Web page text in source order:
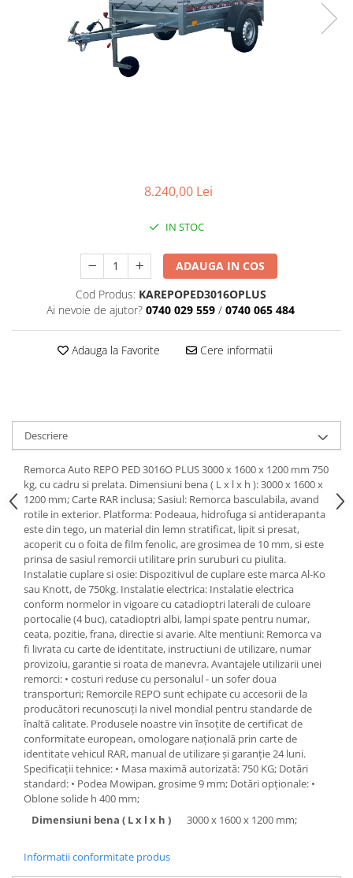
8.240,00 Lei
IN STOC
ADAUGA IN COS
Cod Produs: KAREPOPED3016OPLUS
Ai nevoie de ajutor? 0740 029 559 / 0740 065 484
Adauga la Favorite Cere informatii
Descriere
Remorca Auto REPO PED 3016O PLUS 3000 x 1600 x 1200 mm 750
kg, cu cadru si prelata. Dimensiuni bena ( L x l x h ): 3000 x 1600 x
1200 mm; Carte RAR inclusa; Sasiul: Remorca basculabila, avand
rotile in exterior. Platforma: Podeaua, hidrofuga si antiderapanta
este din tego, un material din lemn stratificat, lipit si presat,
acoperit cu o foita de film fenolic, are grosimea de 10 mm, si este
prinsa de sasiul remorcii utilitare prin suruburi cu piulita.
Instalatie cuplare si osie: Dispozitivul de cuplare este marca Al-Ko
sau Knott, de 750kg. Instalatie electrica: Instalatie electrica
conform normelor in vigoare cu catadioptri laterali de culoare
portocalie (4 buc), catadioptri albi, lampi spate pentru numar,
ceata, pozitie, frana, directie si avarie. Alte mentiuni: Remorca va
fi livrata cu carte de identitate, instructiuni de utilizare, numar
provizoiu, garantie si roata de manevra. Avantajele utilizarii unei
remorci: • costuri reduse cu personalul - un sofer doua
transporturi; Remorcile REPO sunt echipate cu accesorii de la
producători recunoscuți la nivel mondial pentru standarde de
înaltă calitate. Produsele noastre vin însoțite de certificat de
conformitate european, omologare națională prin carte de
identitate vehicul RAR, manual de utilizare și garanție 24 luni.
Specificații tehnice: • Masa maximă autorizată: 750 KG; Dotări
standard: • Podea Mowipan, grosime 9 mm; Dotări opționale: •
Oblone solide h 400 mm;
Dimensiuni bena ( L x l x h )
3000 x 1600 x 1200 mm;
Informatii conformitate produs